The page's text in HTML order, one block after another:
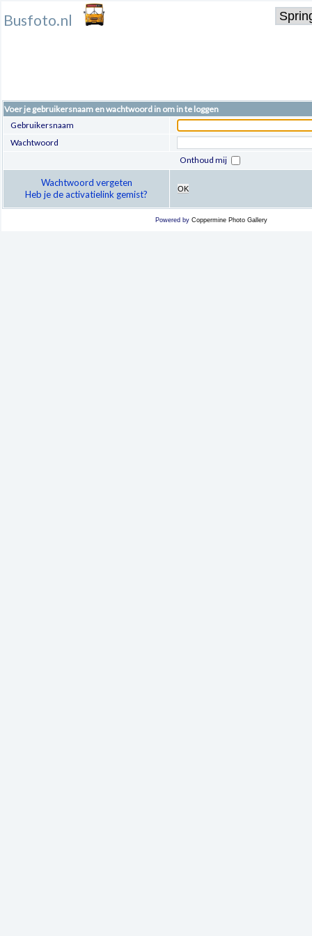
Busfoto.nl
Voer je gebruikersnaam en wachtwoord in om in te loggen
Gebruikersnaam
Wachtwoord
Onthoud mij
Wachtwoord vergeten
Heb je de activatielink gemist?
OK
Powered by Coppermine Photo Gallery